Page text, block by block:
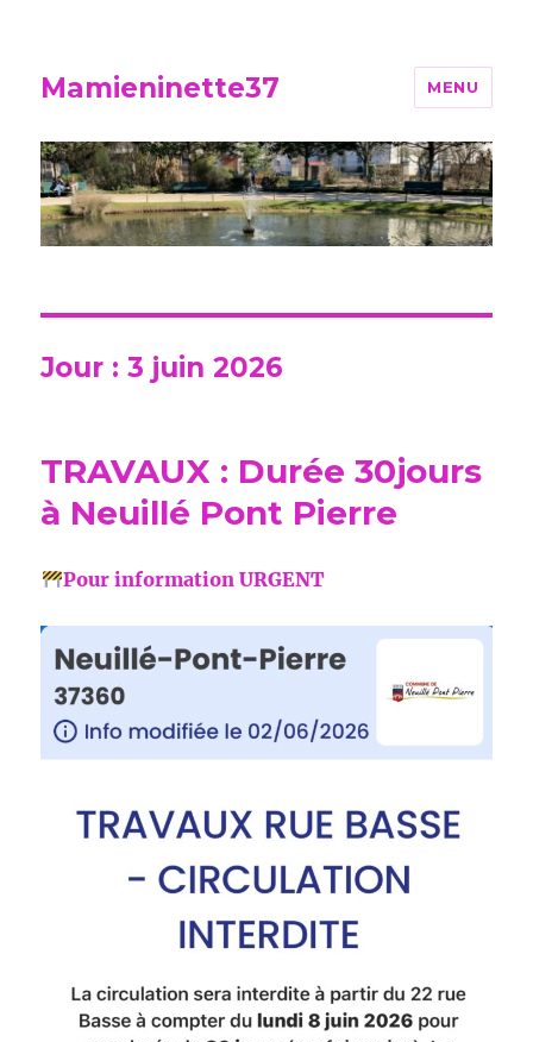
Mamieninette37 MENU
Jour :3 juin 2026
TRAVAUX : Durée 30jours
à Neuillé Pont Pierre
Pour information URGENT